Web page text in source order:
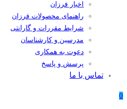
اخبار فرزان
راهنمای محصولات فرزان
شرایط مقررات و گارانتی
مدرسین و کارشناسان
دعوت به همکاری
پرسش و پاسخ
تماس با ما
0